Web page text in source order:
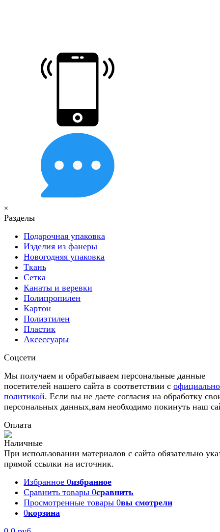
×
Разделы
Подарочная упаковка
Изделия из фанеры
Новогодняя упаковка
Ткань
Сетка
Канаты и веревки
Полипропилен
Картон
Полиэтилен
Пластик
Аксессуары
Соцсети
Мы получаем и обрабатываем персональные данные
посетителей нашего сайта в соответствии с
политикой. Если вы не даете согласия на обработку
персональных данных,вам необходимо покинуть наш
Оплата
При использовании материалов с сайта обязательно
прямой ссылки на источник.
Избранное 0избранное
Сравнить товары 0сравнить
Просмотренные товары 0вы смотрели
0корзина